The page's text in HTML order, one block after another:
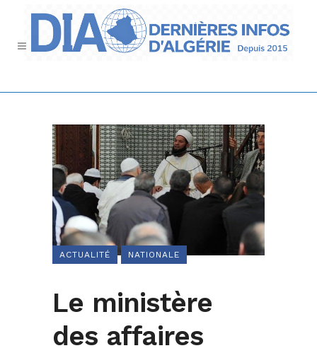
ACTUALITÉ NATIONALE
Le ministère
des affaires